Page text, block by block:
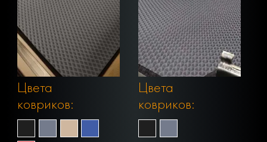
Цвета
ковриков:
Цвета
ковриков: